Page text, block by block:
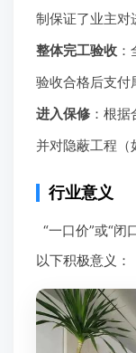
制保证了业主对
整体完工验收
验收合格后支付
进入保修 ：根
并对隐蔽工程（
行业意义
“一口价”或“闭
以下积极意义：